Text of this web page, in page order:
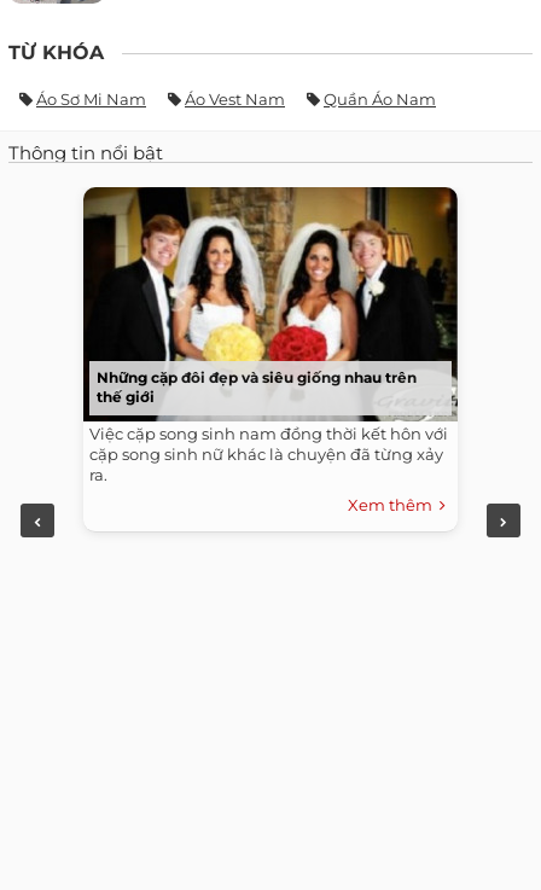
TỪ KHÓA
Áo Sơ Mi Nam Áo Vest Nam Quần Áo Nam
Thông tin nổi bật
Những cặp đôi đẹp và siêu giống nhau trên
thế giới
Việc cặp song sinh nam đồng thời kết hôn với
cặp song sinh nữ khác là chuyện đã từng xảy
ra.
Xem thêm